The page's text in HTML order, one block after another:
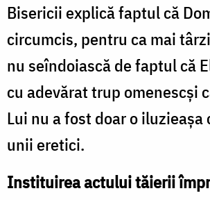
Bisericii explică faptul că
circumcis, pentru ca mai
nu seîndoiască de faptul că
cu adevărat trup omenescși
Lui nu a fost doar o iluzieașa
unii eretici.
Instituirea actului tăierii